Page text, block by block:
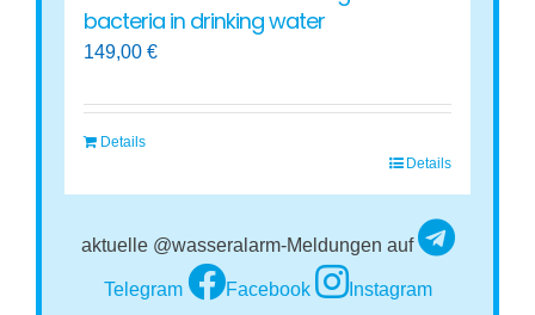
bacteria in drinking water
149,00€
Details
Details
aktuelle @wasseralarm-Meldungen auf
Telegram Facebook Instagram